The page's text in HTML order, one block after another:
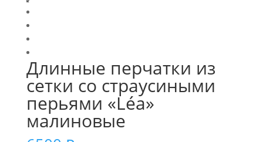
Длинные перчатки из
сетки со страусиными
перьями «Léa»
малиновые